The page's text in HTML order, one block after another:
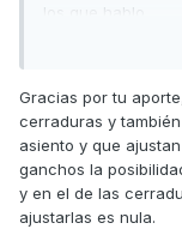
los que hablo.
Gracias por tu
cerraduras y
asiento y que
ganchos la
y en el de las
ajustarlas es nula.